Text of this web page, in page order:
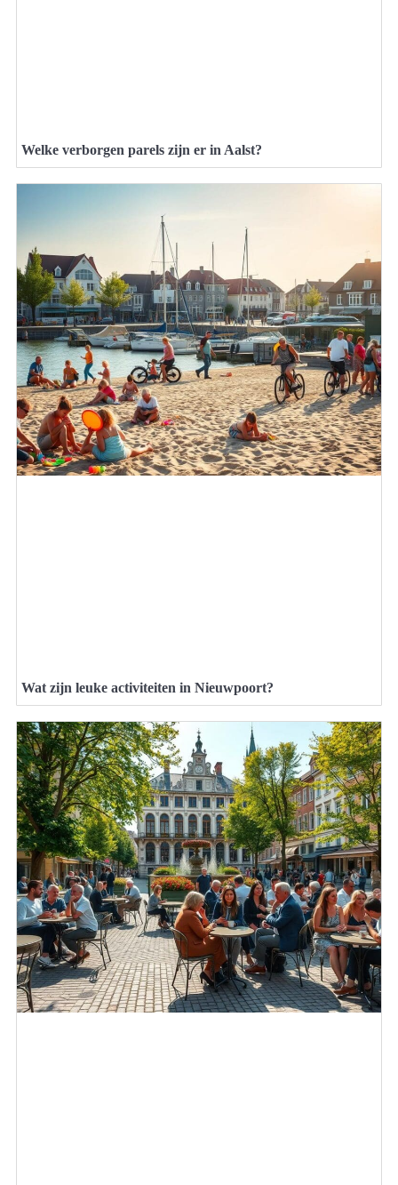
Welke verborgen parels zijn er in Aalst?
Wat zijn leuke activiteiten in Nieuwpoort?